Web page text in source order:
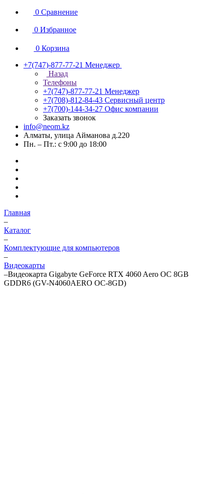
0 Сравнение
0 Избранное
0 Корзина
+7(747)-877-77-21 Менеджер
Назад
Телефоны
+7(747)-877-77-21 Менеджер
+7(708)-812-84-43 Сервисный центр
+7(700)-144-34-27 Офис компании
Заказать звонок
info@neom.kz
Алматы, улица Айманова д.220
Пн. – Пт.: с 9:00 до 18:00
Главная
–
Каталог
–
Комплектующие для компьютеров
–
Видеокарты
–Видеокарта Gigabyte GeForce RTX 4060 Aero OC 8GB
GDDR6 (GV-N4060AERO OC-8GD)